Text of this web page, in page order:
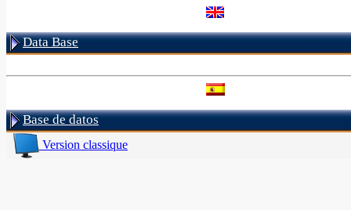
Data Base
Base de datos
Version classique